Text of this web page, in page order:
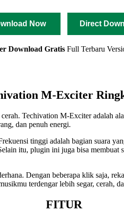
Now Direct
Download Gratis Full Terbaru
M-Exciter
Techivation M-Exciter adalah
dan penuh energi.
tinggi adalah bagian suara
itu, plugin ini juga bisa membuat
Dengan beberapa klik saja,
terdengar lebih segar, cerah,
FITUR